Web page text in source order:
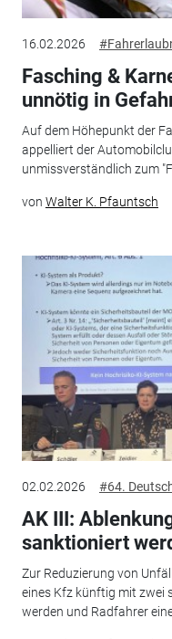
16.02.2026
Fasching &
unnötig in
Auf dem Höhepunkt der
appelliert der
unmissverständlich zum
von Walter K. Pfauntsch
02.02.2026 #64.
AK III:
sanktioniert
Zur Reduzierung von
eines Kfz künftig mit zwei
werden und Radfahrer